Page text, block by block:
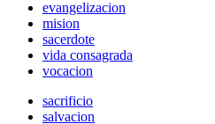
evangelizacion
mision
sacerdote
vida consagrada
vocacion
sacrificio
salvacion